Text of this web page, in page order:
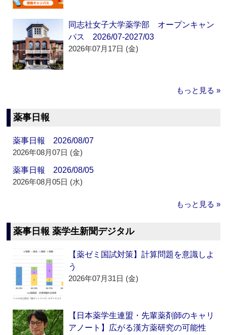
同志社女子大学薬学部 オープンキャン
パス 2026/07-2027/03
2026年07月17日 (金)
もっと見る »
薬事日報
薬事日報 2026/08/07
2026年08月07日 (金)
薬事日報 2026/08/05
2026年08月05日 (水)
もっと見る »
薬事日報 薬学生新聞デジタル
【薬ゼミ国試対策】計算問題を意識しよ
う
2026年07月31日 (金)
【日本薬学生連盟・先輩薬剤師のキャリ
アノート】広がる漢方薬研究の可能性